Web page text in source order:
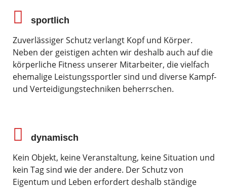
sportlich
Zuverlässiger Schutz verlangt Kopf und Körper.
Neben der geistigen achten wir deshalb auch auf die
körperliche Fitness unserer Mitarbeiter, die vielfach
ehemalige Leistungssportler sind und diverse Kampf-
und Verteidigungstechniken beherrschen.
dynamisch
Kein Objekt, keine Veranstaltung, keine Situation und
kein Tag sind wie der andere. Der Schutz von
Eigentum und Leben erfordert deshalb ständige